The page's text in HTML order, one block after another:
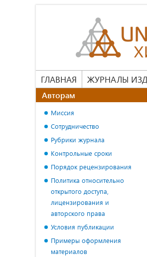
ГЛАВНАЯ ЖУРНАЛЫ
Авторам
Миссия
Сотрудничество
Рубрики журнала
Контрольные сроки
Порядок рецензирования
Политика относительно
открытого доступа,
лицензирования и
авторского права
Условия публикации
Примеры оформления
материалов